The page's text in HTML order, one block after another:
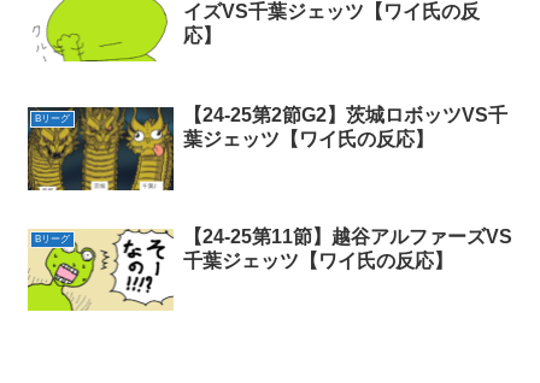
イズVS千葉ジェッツ【ワイ氏の反
応】
Bリーグ
【24-25第2節G2】茨城ロボッツVS千
葉ジェッツ【ワイ氏の反応】
Bリーグ
【24-25第11節】越谷アルファーズVS
千葉ジェッツ【ワイ氏の反応】